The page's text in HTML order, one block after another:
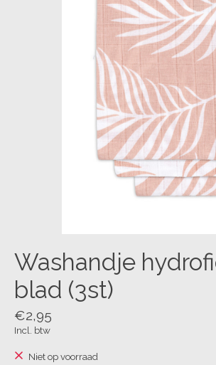
Washandje
blad (3st)
€2,95
Incl. btw
Niet op voorraad